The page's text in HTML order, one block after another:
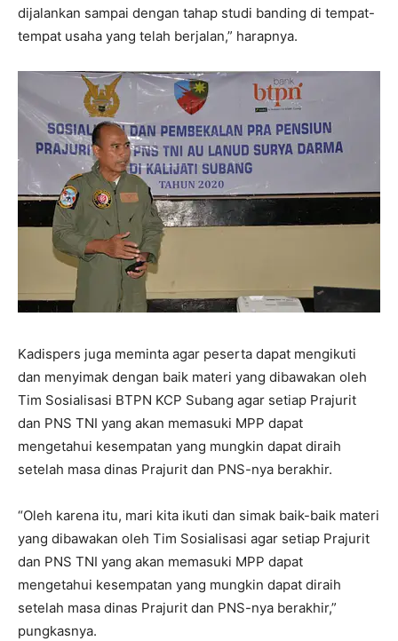
dijalankan sampai dengan tahap studi banding di tempat-
tempat usaha yang telah berjalan,” harapnya.
Kadispers juga meminta agar peserta dapat mengikuti
dan menyimak dengan baik materi yang dibawakan oleh
Tim Sosialisasi BTPN KCP Subang agar setiap Prajurit
dan PNS TNI yang akan memasuki MPP dapat
mengetahui kesempatan yang mungkin dapat diraih
setelah masa dinas Prajurit dan PNS-nya berakhir.
“Oleh karena itu, mari kita ikuti dan simak baik-baik materi
yang dibawakan oleh Tim Sosialisasi agar setiap Prajurit
dan PNS TNI yang akan memasuki MPP dapat
mengetahui kesempatan yang mungkin dapat diraih
setelah masa dinas Prajurit dan PNS-nya berakhir,”
pungkasnya.